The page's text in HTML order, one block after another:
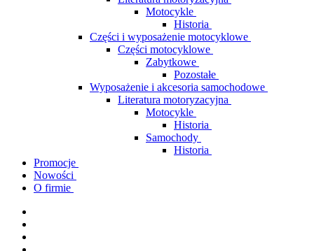
Motocykle
Historia
Części i wyposażenie motocyklowe
Części motocyklowe
Zabytkowe
Pozostałe
Wyposażenie i akcesoria samochodowe
Literatura motoryzacyjna
Motocykle
Historia
Samochody
Historia
Promocje
Nowości
O firmie